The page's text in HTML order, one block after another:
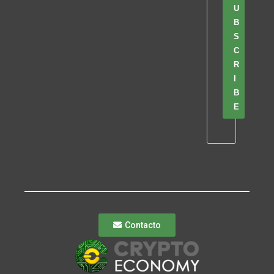
U
B
S
C
R
B
E
Contacto